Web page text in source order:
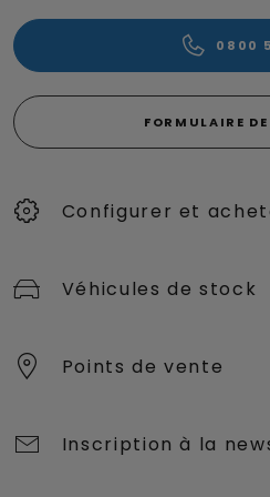
0800
FORMULAIRE
Configurer et
Véhicules de stock
Points de vente
Inscription à la